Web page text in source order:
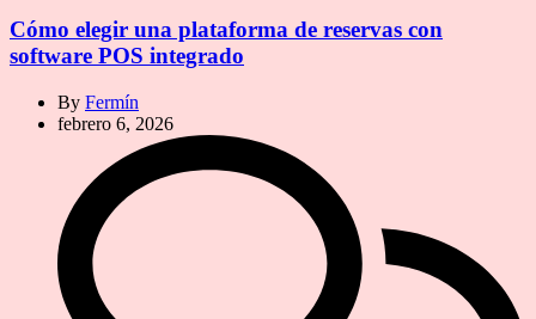
Cómo elegir una plataforma de reservas con
software POS integrado
By Fermín
febrero 6, 2026